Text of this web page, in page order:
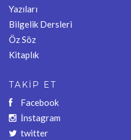
Yazıları
Bilgelik Dersleri
Öz Söz
Kitaplık
TAKİP ET
Facebook
İnstagram
twitter